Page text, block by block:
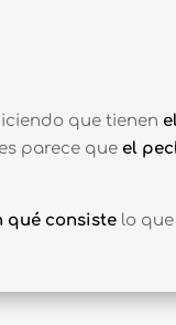
que tienen
parece que el
qué consiste lo